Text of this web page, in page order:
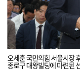
오세훈 국민의힘 서울시장
종로구 대왕빌딩에 마련된